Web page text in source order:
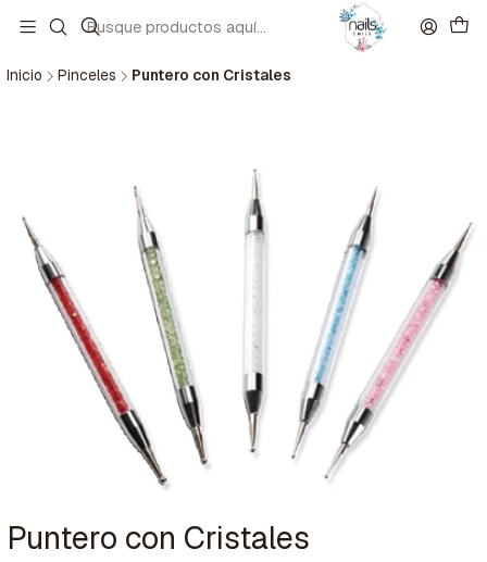
Inicio Pinceles Puntero con Cristales
Puntero con Cristales